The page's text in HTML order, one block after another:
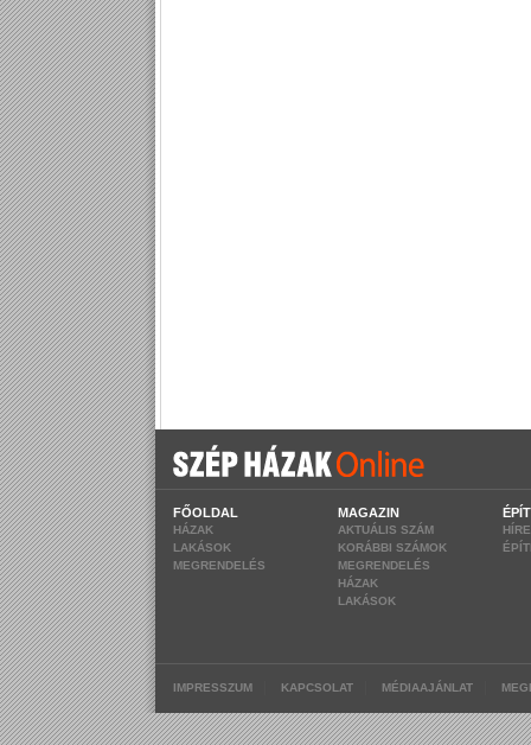
FŐOLDAL
HÁZAK
LAKÁSOK
MEGRENDELÉS
MAGAZIN
AKTUÁLIS SZÁM
KORÁBBI SZÁMOK
MEGRENDELÉS
HÁZAK
LAKÁSOK
IMPRESSZUM KAPCSOLAT MÉDIAAJÁNLAT